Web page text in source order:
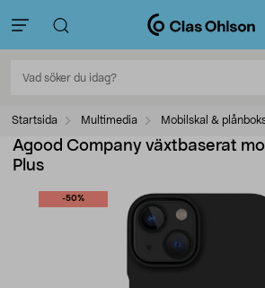
Startsida Multimedia Mobilskal &
Agood Company växtbaserat
Plus
-50%